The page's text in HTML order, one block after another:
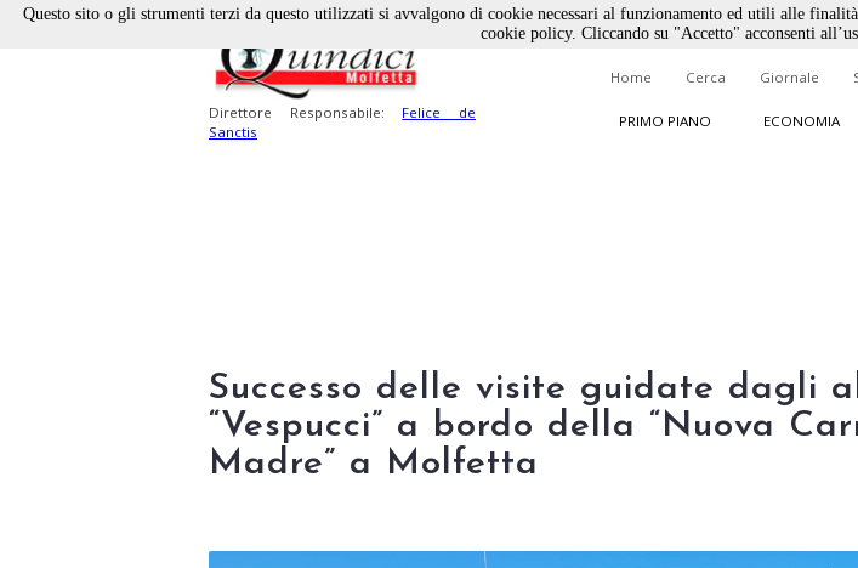
Direttore Responsabile: Felice de
Sanctis
Home Cerca Giornale
PRIMO PIANO ECONOMIA
Successo delle visite guidate dagli
“Vespucci” a bordo della “Nuova
Madre” a Molfetta
Questo sito o gli strumenti terzi da questo utilizzati si avvalgono di cookie necessari al funzionamento ed utili alle
cookie policy. Cliccando su "Accetto" acconsenti